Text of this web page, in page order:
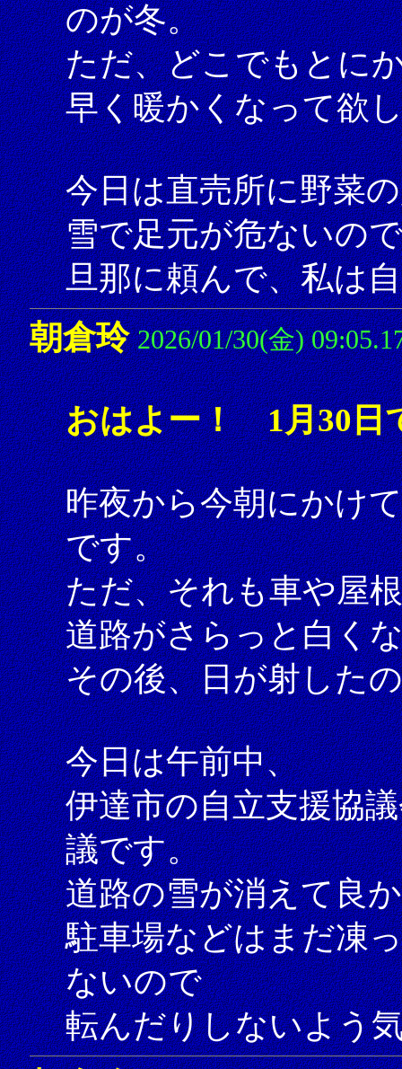
のが冬。
ただ、どこでもとに
早く暖かくなって欲
今日は直売所に野菜
雪で足元が危ないので
旦那に頼んで、私は
朝倉玲 2026/01/30(金)
おはよー！ 1月30日
昨夜から今朝にかけ
です。
ただ、それも車や屋
道路がさらっと白く
その後、日が射した
今日は午前中、
伊達市の自立支援協
議です。
道路の雪が消えて良
駐車場などはまだ凍
ないので
転んだりしないよう